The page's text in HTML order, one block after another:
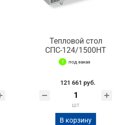
Тепловой стол
СПС-124/1500НТ
под заказ
121 661 руб.
шт
В корзину